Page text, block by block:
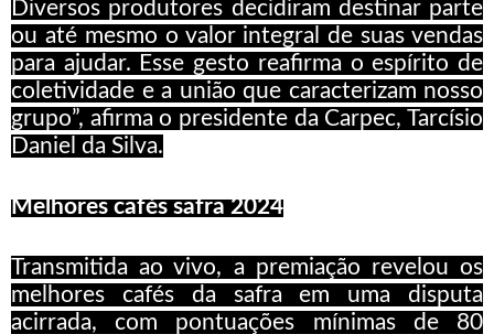
Diversos produtores decidiram destinar parte
ou até mesmo o valor integral de suas vendas
para ajudar. Esse gesto reafirma o espírito de
coletividade e a união que caracterizam nosso
grupo”, afirma o presidente da Carpec, Tarcísio
Daniel da Silva.
Melhores cafés safra 2024
Transmitida ao vivo, a premiação revelou os
melhores cafés da safra em uma disputa
acirrada, com pontuações mínimas de 80